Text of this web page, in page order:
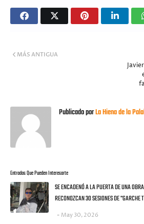
MÁS ANTIGUA
Publicado porLa Hiena de la
Entradas Que Pueden Interesarte
SE ENCADENÓ A LA PUERTA DE UNA
RECONOZCAN 30 SESIONES DE "GARCHE
May 30, 2026